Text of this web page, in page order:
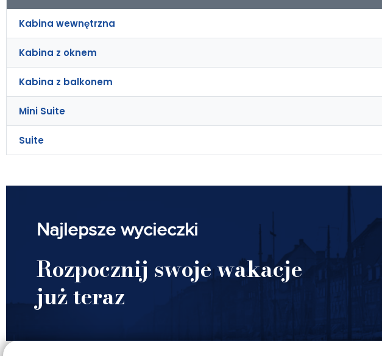
Kabina wewnętrzna
Kabina z oknem
Kabina z balkonem
Mini Suite
Suite
Najlepsze wycieczki
Rozpocznij swoje wakacje
już teraz